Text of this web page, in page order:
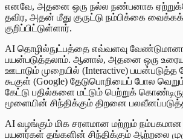
எனவே, அதனை ஒரு நல்ல நண்பனாக
தவிர, அதன் மீது குருட்டு நம்பிக்கை
குறிப்பிட்டுள்ளார்.
AI தொழில்நுட்பத்தை எவ்வளவு
பயன்படுத்தலாம். ஆனால், அதனை ஒரு
ஊடாடும் முறையில் (Interactive)
கூகுள் (Google) தேடுபொறியைப் போல
கேட்டு பதில்களை மட்டும் பெற்றுக்
மூளையின் சிந்திக்கும் திறனை
AI வழங்கும் மிக சரளமான மற்றும்
பயனர்கள் தங்களின் சிந்திக்கும் ஆற்றலை